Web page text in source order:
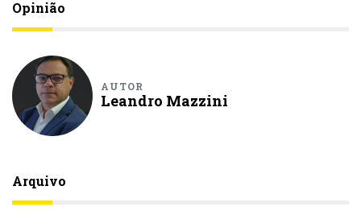
Opinião
AUTOR
Leandro Mazzini
Arquivo